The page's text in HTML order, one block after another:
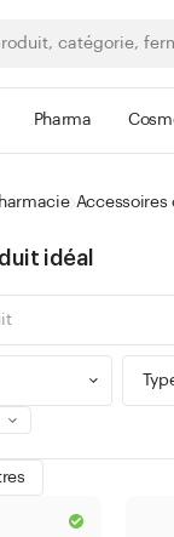
Pharma
Accessoires
idéal